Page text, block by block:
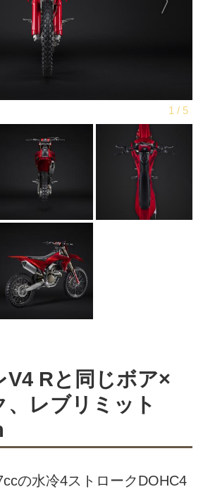
V4 Rと同じボア×
、レブリミット
の水冷4ストロークDOHC4